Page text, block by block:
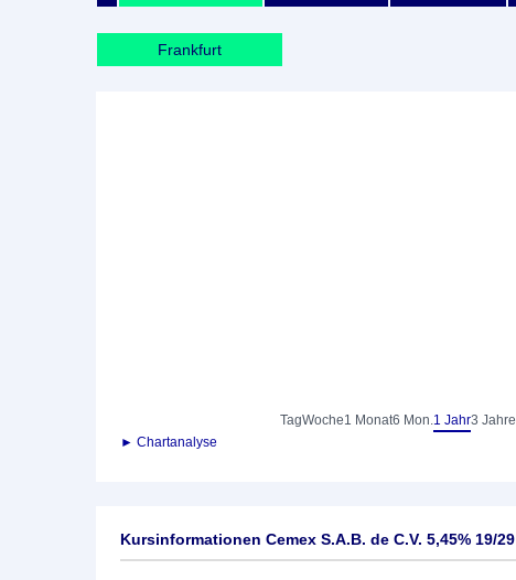
Frankfurt
TagWoche1 Monat6 Mon.1 Jahr3 Jahre
► Chartanalyse
Kursinformationen Cemex S.A.B. de C.V. 5,45% 19/29